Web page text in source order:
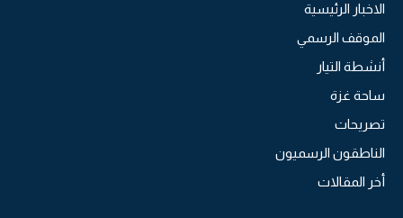
الاخبار الرئيسية
الموقف الرسمي
أنشطة التيار
ساحة غزة
تصريحات
الناطقون الرسميون
أخر المقالات